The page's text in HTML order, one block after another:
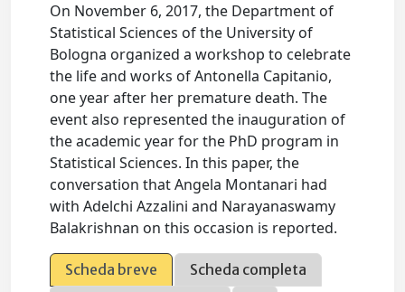
On November 6, 2017, the Department of
Statistical Sciences of the University of
Bologna organized a workshop to celebrate
the life and works of Antonella Capitanio,
one year after her premature death. The
event also represented the inauguration of
the academic year for the PhD program in
Statistical Sciences. In this paper, the
conversation that Angela Montanari had
with Adelchi Azzalini and Narayanaswamy
Balakrishnan on this occasion is reported.
Scheda breve
Scheda completa